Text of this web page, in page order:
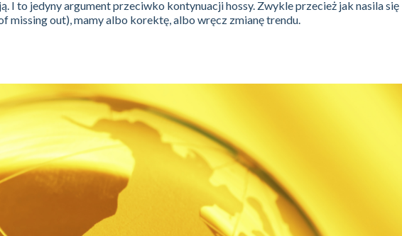
I to jedyny argument przeciwko kontynuacji hossy. Zwykle przecież jak nasila się
missing out), mamy albo korektę, albo wręcz zmianę trendu.